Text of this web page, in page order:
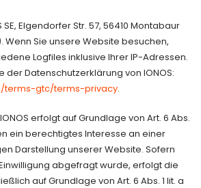
Elgendorfer Str. 57, 56410 Montabaur
Wenn Sie unsere Website besuchen,
Logfiles inklusive Ihrer IP-Adressen.
der Datenschutzerklärung von IONOS:
terms-gtc/terms-privacy.
erfolgt auf Grundlage von Art. 6 Abs.
ein berechtigtes Interesse an einer
Darstellung unserer Website. Sofern
abgefragt wurde, erfolgt die
auf Grundlage von Art. 6 Abs. 1 lit. a